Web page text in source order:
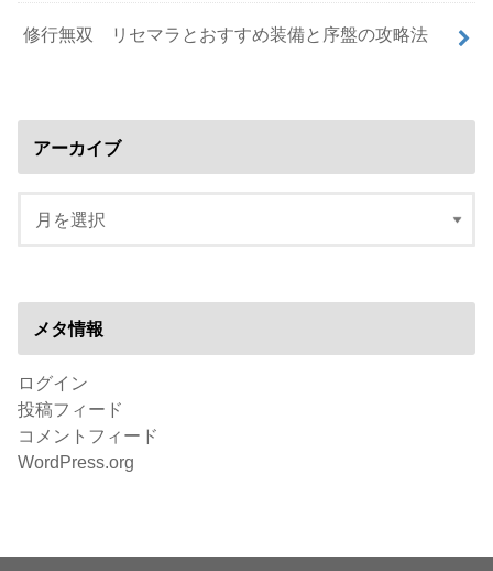
修行無双 リセマラとおすすめ装備と序盤の攻略法
アーカイブ
メタ情報
ログイン
投稿フィード
コメントフィード
WordPress.org